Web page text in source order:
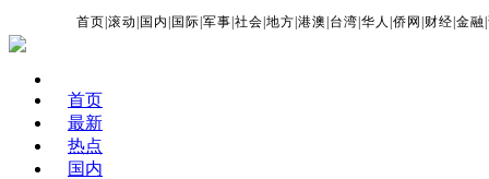
首页 |滚动 国内 国际 |军事 |社会 |地方 |港澳 台湾 |华人 |侨网 财经 |金融 |
首页
最新
热点
国内